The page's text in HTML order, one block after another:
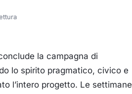
la campagna di
lo spirito pragmatico, civico e
l’intero progetto. Le settimane